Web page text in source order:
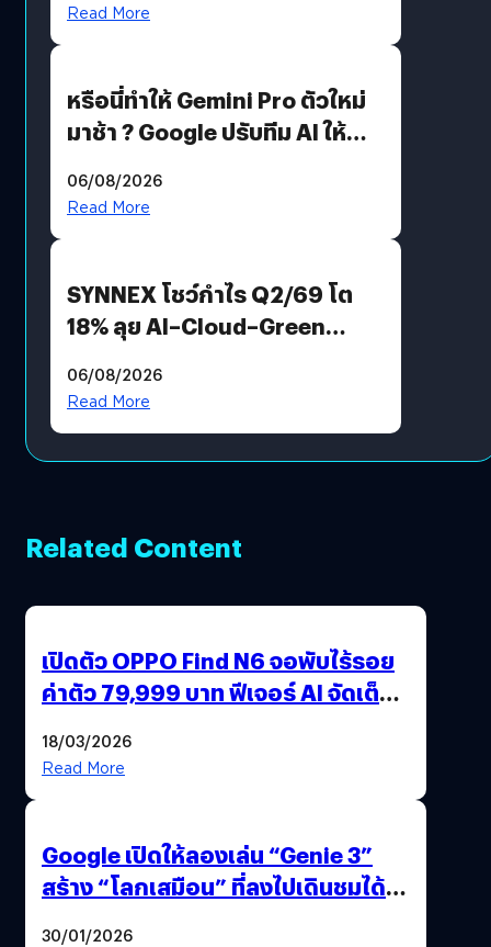
Read More
หรือนี่ทำให้ Gemini Pro ตัวใหม่
มาช้า ? Google ปรับทีม AI ให้
AGI
06/08/2026
Read More
SYNNEX โชว์กำไร Q2/69 โต
18% ลุย AI–Cloud–Green
Revenue เร่งเครื่อง New
ปันผล 0.10 บาท/หุ้น
06/08/2026
Read More
Related Content
เปิดตัว OPPO Find N6 จอพับไร้รอย
ค่าตัว 79,999 บาท ฟีเจอร์ AI จัดเต็ม
18/03/2026
Read More
Google เปิดให้ลองเล่น “Genie 3”
สร้าง “โลกเสมือน” ที่ลงไปเดินชมได้
30/01/2026